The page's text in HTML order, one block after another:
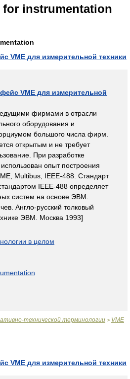
for instrumentation
VME для измерительной техники
VME для измерительной
фирмами в отрасли
оборудования и
большого числа фирм.
открытым и не требует
При разработке
опыт построения
Multibus, IEEE-488. Стандарт
IEEE-488 определяет
систем на основе ЭВМ.
Англо-русский толковый
ЭВМ. Москва 1993]
в целом
технической терминологии > VME
VME для измерительной техники